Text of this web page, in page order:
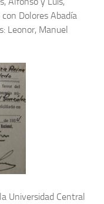
Dolores Abadía
Leonor, Manuel
Universidad Central